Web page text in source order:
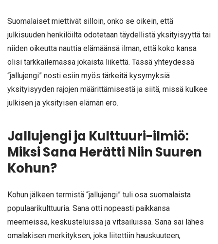
Suomalaiset miettivät silloin, onko se oikein, että
julkisuuden henkilöiltä odotetaan täydellistä yksityisyyttä tai
niiden oikeutta nauttia elämäänsä ilman, että koko kansa
olisi tarkkailemassa jokaista liikettä. Tässä yhteydessä
“jallujengi” nosti esiin myös tärkeitä kysymyksiä
yksityisyyden rajojen määrittämisestä ja siitä, missä kulkee
julkisen ja yksityisen elämän ero.
Jallujengi ja Kulttuuri-ilmiö:
Miksi Sana Herätti Niin Suuren
Kohun?
Kohun jälkeen termistä “jallujengi” tuli osa suomalaista
populaarikulttuuria. Sana otti nopeasti paikkansa
meemeissä, keskusteluissa ja vitsailuissa. Sana sai lähes
omalakisen merkityksen, joka liitettiin hauskuuteen,